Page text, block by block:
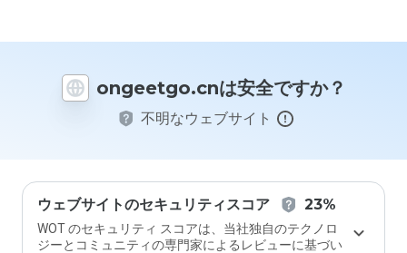
ongeetgo.cnは安全ですか？
不明なウェブサイト
ウェブサイトのセキュリティスコア 23%
WOT のセキュリティ スコアは、当社独自のテクノロ
ジーとコミュニティの専門家によるレビューに基づい
イト
価し
ます
か？